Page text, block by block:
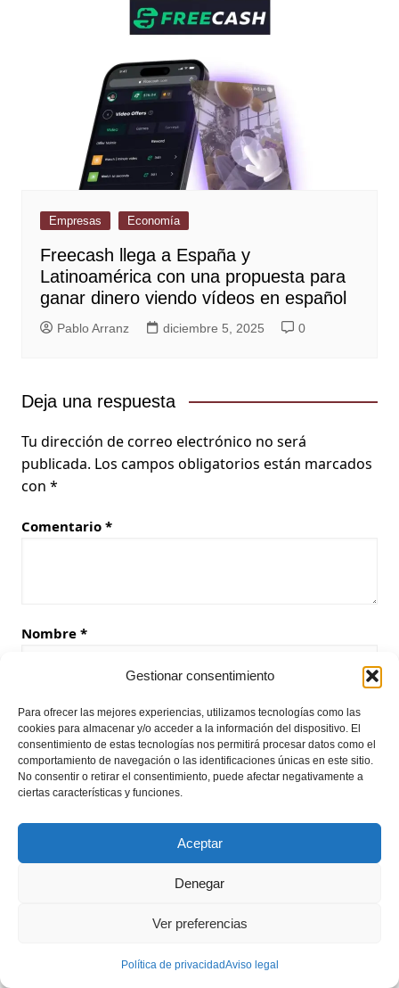
Gestionar consentimiento
Para ofrecer las mejores experiencias, utilizamos tecnologías como las
cookies para almacenar y/o acceder a la información del dispositivo. El
consentimiento de estas tecnologías nos permitirá procesar datos como el
comportamiento de navegación o las identificaciones únicas en este sitio.
No consentir o retirar el consentimiento, puede afectar negativamente a
ciertas características y funciones.
Aceptar
Denegar
Ver preferencias
Política de privacidadAviso legal
Empresas Economía
Freecash llega a España y
Latinoamérica con una propuesta para
ganar dinero viendo vídeos en español
Pablo Arranz diciembre 5, 2025 0
Deja una respuesta
Tu dirección de correo electrónico no será
publicada. Los campos obligatorios están marcados
con *
Comentario *
Nombre *
Correo electrónico*
Web
navegador para la próxima vez que comente.